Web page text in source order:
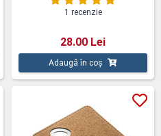
1 recenzie
28.00 Lei
Adaugă în coș